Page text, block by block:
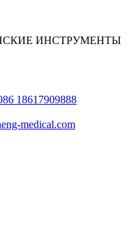
ИНСТРУМЕНТЫ
18617909888
medical.com